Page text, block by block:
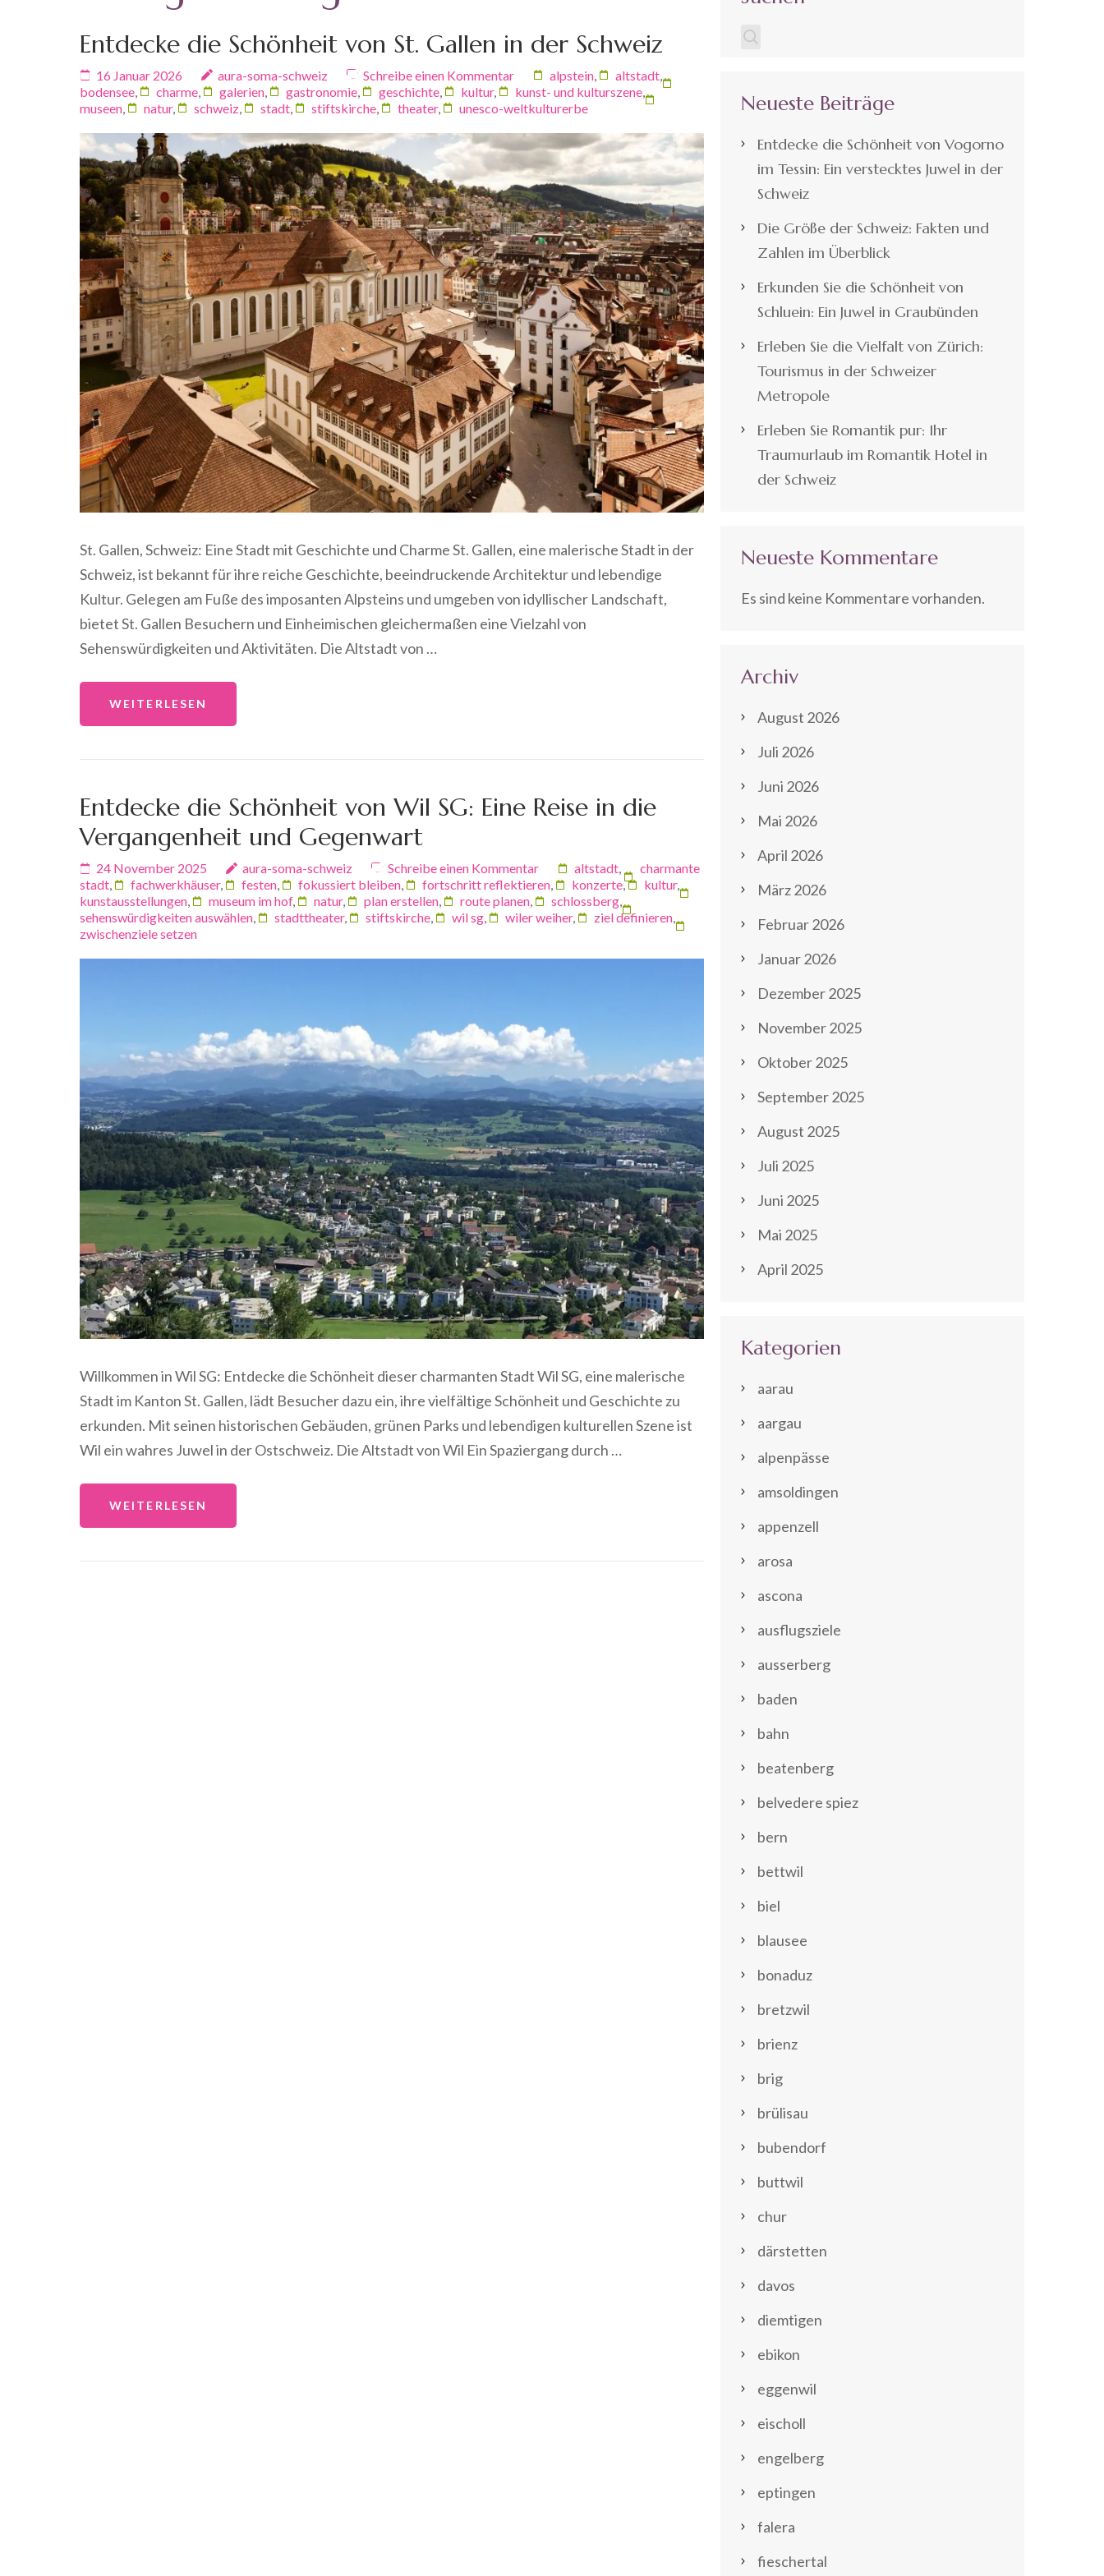
Entdecke die Schönheit von St. Gallen in der Schweiz
16 Januar 2026 aura-soma-schweiz Schreibe einen Kommentar alpstein altstadt
bodensee
charme galerien gastronomie geschichte kultur, kunst- und kulturszene
museen
natur, schweiz stadt stiftskirche theater, unesco-weltkulturerbe
St. Gallen, Schweiz: Eine Stadt mit Geschichte und Charme St. Gallen, eine malerische Stadt in der
Schweiz, ist bekannt für ihre reiche Geschichte, beeindruckende Architektur und lebendige
Kultur. Gelegen am Fuße des imposanten Alpsteins und umgeben von idyllischer Landschaft,
bietet St. Gallen Besuchern und Einheimischen gleichermaßen eine Vielzahl von
Sehenswürdigkeiten und Aktivitäten. Die Altstadt von …
WEITERLESEN
Entdecke die Schönheit von Wil SG: Eine Reise in die
Vergangenheit und Gegenwart
24 November 2025 aura-soma-schweiz Schreibe einen Kommentar altstadt,
charmante
stadt, fachwerkhäuser, festen, fokussiert bleiben, fortschritt reflektieren, konzerte, kultur,
kunstausstellungen, museum im hof, natur, plan erstellen, route planen, schlossberg,
sehenswürdigkeiten auswählen, stadttheater, stiftskirche, wil sg, wiler weiher, ziel definieren,
zwischenziele setzen
Willkommen in Wil SG: Entdecke die Schönheit dieser charmanten Stadt Wil SG, eine malerische
Stadt im Kanton St. Gallen, lädt Besucher dazu ein, ihre vielfältige Schönheit und Geschichte zu
erkunden. Mit seinen historischen Gebäuden, grünen Parks und lebendigen kulturellen Szene ist
Wil ein wahres Juwel in der Ostschweiz. Die Altstadt von Wil Ein Spaziergang durch …
WEITERLESEN
Neueste Beiträge
Entdecke die Schönheit von Vogorno
im Tessin: Ein verstecktes Juwel in der
Schweiz
Die Größe der Schweiz: Fakten und
Zahlen im Überblick
Erkunden Sie die Schönheit von
Schluein: Ein Juwel in Graubünden
Erleben Sie die Vielfalt von Zürich:
Tourismus in der Schweizer
Metropole
Erleben Sie Romantik pur: Ihr
Traumurlaub im Romantik Hotel in
der Schweiz
Neueste Kommentare
Es sind keine Kommentare vorhanden.
Archiv
August 2026
Juli 2026
Juni 2026
Mai 2026
April 2026
März 2026
Februar 2026
Januar 2026
Dezember 2025
November 2025
Oktober 2025
September 2025
August 2025
Juli 2025
Juni 2025
Mai 2025
April 2025
Kategorien
aarau
aargau
alpenpässe
amsoldingen
appenzell
arosa
ascona
ausflugsziele
ausserberg
baden
bahn
beatenberg
belvedere spiez
bern
bettwil
biel
blausee
bonaduz
bretzwil
brienz
brig
brülisau
bubendorf
buttwil
chur
därstetten
davos
diemtigen
ebikon
eggenwil
eischoll
engelberg
eptingen
falera
fieschertal